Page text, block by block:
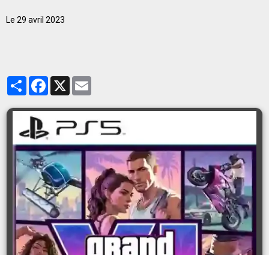
Le 29 avril 2023
PartagerFacebook
X